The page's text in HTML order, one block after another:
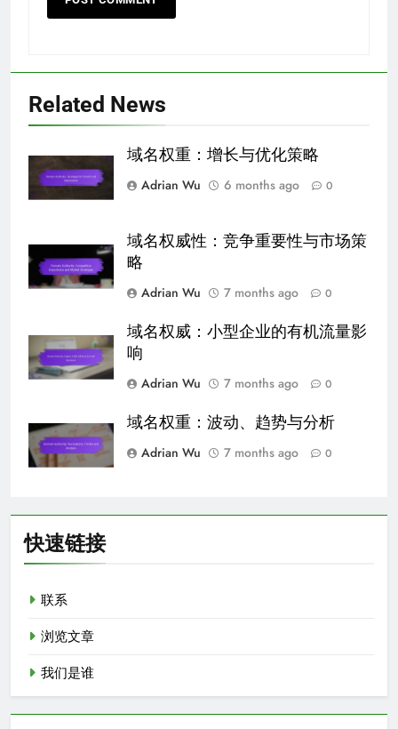
Related News
域名权重：增长与优化策略
Adrian Wu
6 months ago 0
域名权威性：竞争重要性与市场策
略
Adrian Wu
7 months ago 0
域名权威：小型企业的有机流量影
响
Adrian Wu
7 months ago 0
域名权重：波动、趋势与分析
Adrian Wu
7 months ago 0
快速链接
联系
浏览文章
我们是谁